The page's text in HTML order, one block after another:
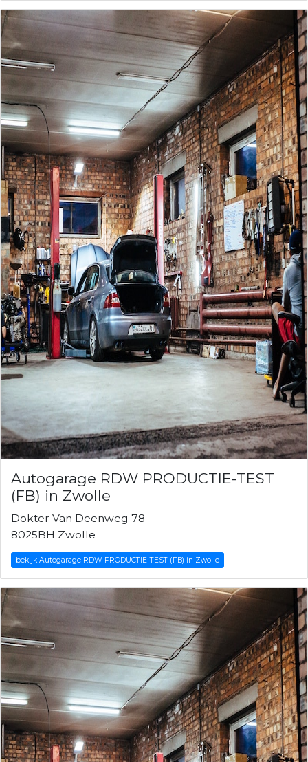
Autogarage RDW PRODUCTIE-TEST
(FB) in Zwolle
Dokter Van Deenweg 78
8025BH Zwolle
bekijk Autogarage RDW PRODUCTIE-TEST (FB) in Zwolle